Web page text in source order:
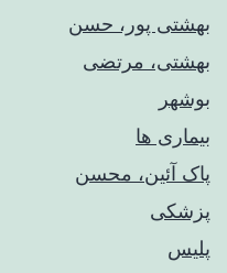
بهشتی پور، حسن
بهشتی، مرتضی
بوشهر
بیماری ها
پاک آئین، محسن
پزشکی
پلیس